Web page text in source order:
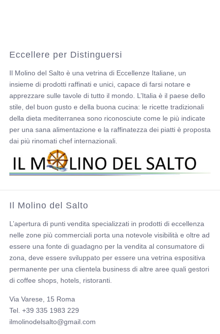
Eccellere per Distinguersi
Il Molino del Salto è una vetrina di Eccellenze Italiane, un
insieme di prodotti raffinati e unici, capace di farsi notare e
apprezzare sulle tavole di tutto il mondo. L’Italia è il paese dello
stile, del buon gusto e della buona cucina: le ricette tradizionali
della dieta mediterranea sono riconosciute come le più indicate
per una sana alimentazione e la raffinatezza dei piatti è proposta
dai più rinomati chef internazionali.
Il Molino del Salto
L’apertura di punti vendita specializzati in prodotti di eccellenza
nelle zone più commerciali porta una notevole visibilità e oltre ad
essere una fonte di guadagno per la vendita al consumatore di
zona, deve essere sviluppato per essere una vetrina espositiva
permanente per una clientela business di altre aree quali gestori
di coffee shops, hotels, ristoranti.
Via Varese, 15 Roma
Tel. +39 335 1983 229
ilmolinodelsalto@gmail.com